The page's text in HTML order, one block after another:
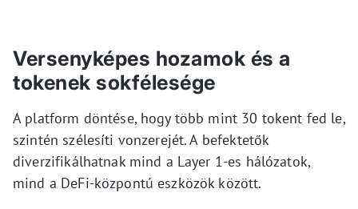
Versenyképes hozamok és a
tokenek sokfélesége
A platform döntése, hogy több mint 30 tokent fed le,
szintén szélesíti vonzerejét. A befektetők
diverzifikálhatnak mind a Layer 1-es hálózatok,
mind a DeFi-központú eszközök között.